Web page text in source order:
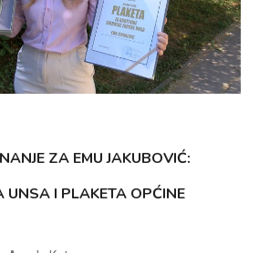
ZA EMU JAKUBOVIĆ:
UNSA I PLAKETA OPĆINE